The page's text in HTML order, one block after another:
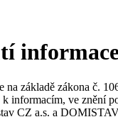
na základě zákona č.
informacím, ve znění
CZ a.s. a